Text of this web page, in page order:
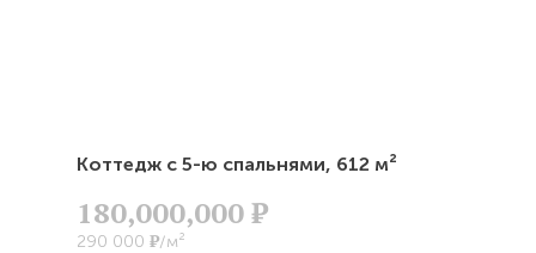
Коттедж с 5-ю спальнями, 612 м²
180,000,000Р
290 000 Р/м²